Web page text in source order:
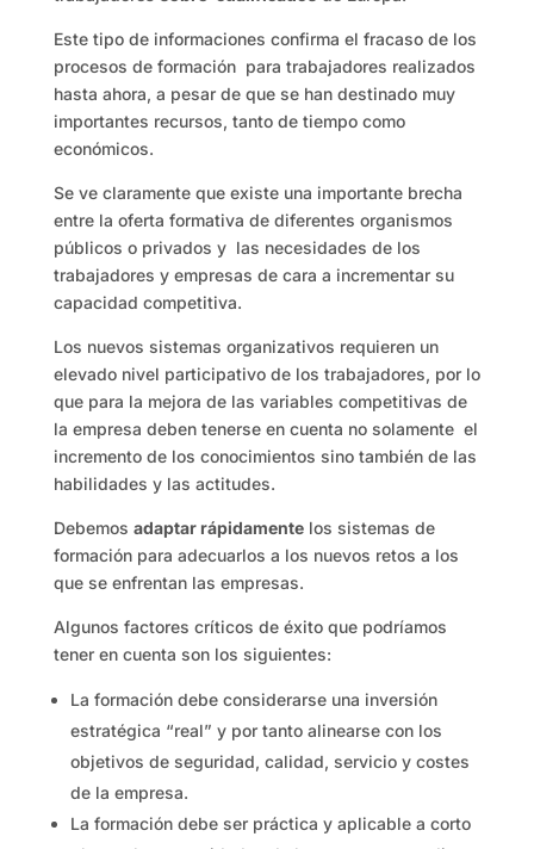
Este tipo de informaciones confirma el fracaso de los
procesos de formación para trabajadores realizados
hasta ahora, a pesar de que se han destinado muy
importantes recursos, tanto de tiempo como
económicos.
Se ve claramente que existe una importante brecha
entre la oferta formativa de diferentes organismos
públicos o privados y las necesidades de los
trabajadores y empresas de cara a incrementar su
capacidad competitiva.
Los nuevos sistemas organizativos requieren un
elevado nivel participativo de los trabajadores, por lo
que para la mejora de las variables competitivas de
la empresa deben tenerse en cuenta no solamente el
incremento de los conocimientos sino también de las
habilidades y las actitudes.
Debemos adaptar rápidamentelos sistemas de
formación para adecuarlos a los nuevos retos a los
que se enfrentan las empresas.
Algunos factores críticos de éxito que podríamos
tener en cuenta son los siguientes:
La formación debe considerarse una inversión
estratégica “real” y por tanto alinearse con los
objetivos de seguridad, calidad, servicio y costes
de la empresa.
La formación debe ser práctica y aplicable a corto